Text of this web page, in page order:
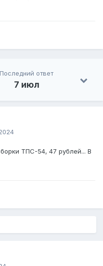
Последний ответ
7 июл
ТПС-54, 47 рублей... В